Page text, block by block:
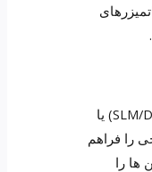
: رسوب لایه ای به لایه فلز (SLM/DMLS) یا
را فراهم
ها را